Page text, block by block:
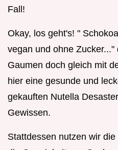
Fall!
Okay, los geht's! "
vegan und ohne
Gaumen doch gleich mit
hier eine gesunde und
gekauften Nutella
Gewissen.
Stattdessen nutzen wir